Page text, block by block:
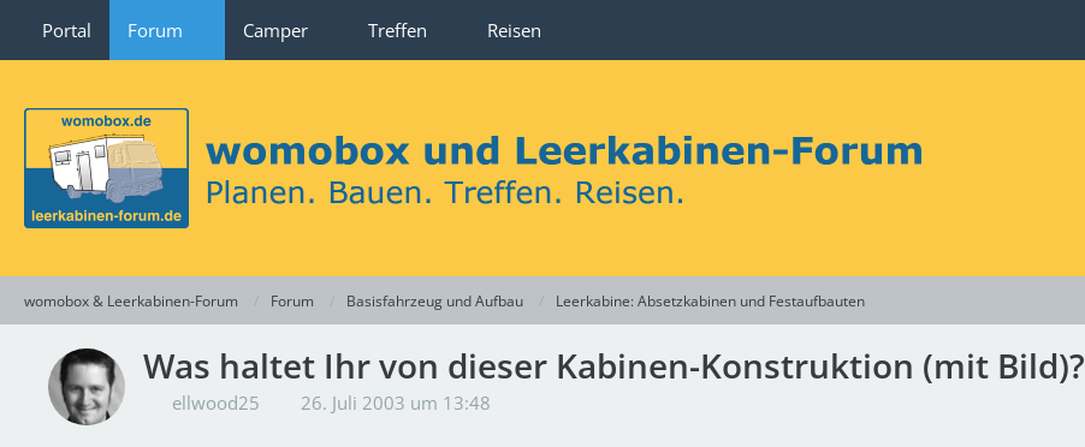
Portal Forum Camper Treffen Reisen
womobox & Leerkabinen-Forum Forum Basisfahrzeug und Aufbau Leerkabine: Absetzkabinen und Festaufbauten
Was haltet Ihr von dieser Kabinen-Konstruktion (mit Bild)?
ellwood25 26. Juli 2003 um 13:48